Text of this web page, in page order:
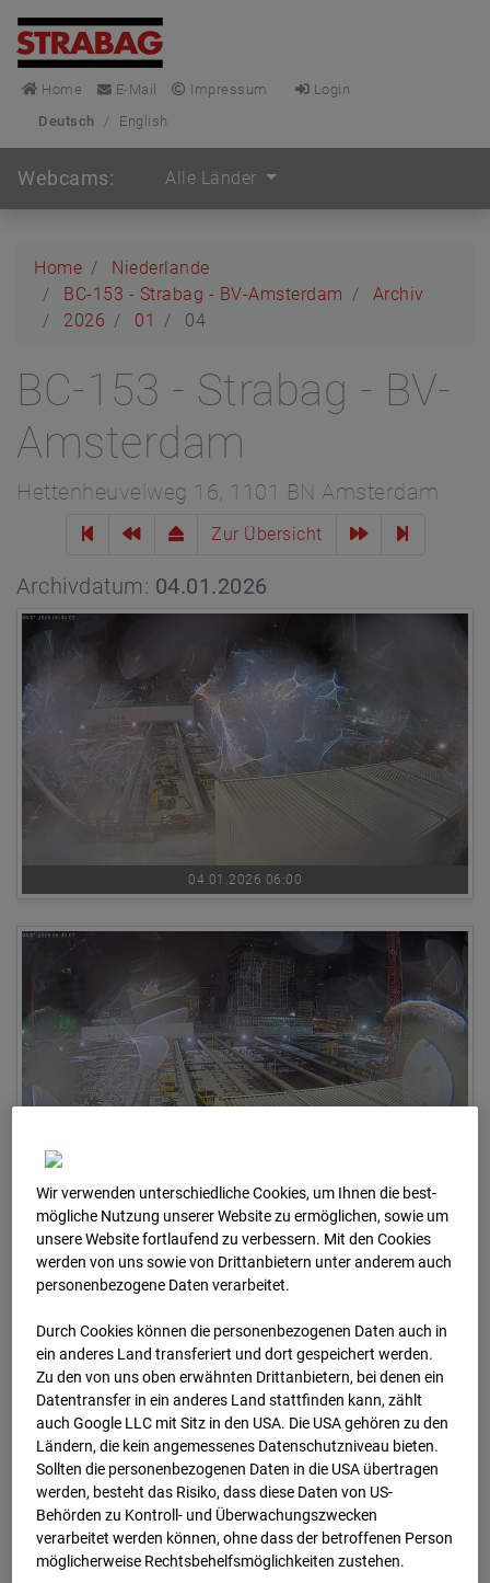
Home E-Mail Impressum
Login
Deutsch
/ English
Webcams: Alle Länder
Home
Niederlande
BC-153 - Strabag - BV-Amsterdam
Archiv
2026
01 04
BC-153 - Strabag - BV-
Amsterdam
Hettenheuvelweg 16, 1101 BN Amsterdam
Zur Übersicht
Archivdatum: 04.01.2026
04.01.2026 06:00
04.01.2026 06:30
04.01.2026 07:00
Wir verwenden unterschiedliche Cookies, um Ihnen die best­
mögliche Nutzung unserer Website zu ermöglichen, sowie um
unsere Website fortlaufend zu verbessern. Mit den Cookies
werden von uns sowie von Drittanbietern unter anderem auch
personenbezogene Daten verarbeitet.
Durch Cookies können die personenbezogenen Daten auch in
ein anderes Land transferiert und dort gespeichert werden.
Zu den von uns oben erwähnten Drittanbietern, bei denen ein
Datentransfer in ein anderes Land stattfinden kann, zählt
auch Google LLC mit Sitz in den USA. Die USA gehören zu den
Ländern, die kein angemessenes Datenschutzniveau bieten.
Sollten die personenbezogenen Daten in die USA übertragen
werden, besteht das Risiko, dass diese Daten von US-
Behörden zu Kontroll- und Überwachungszwecken
verarbeitet werden können, ohne dass der betroffenen Person
möglicherweise Rechtsbehelfsmöglichkeiten zustehen.